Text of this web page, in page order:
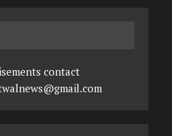
contact